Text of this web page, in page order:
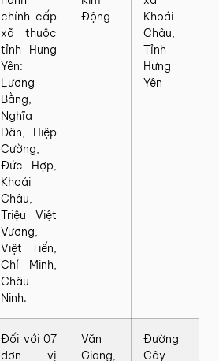
chính cấp
xã thuộc
tỉnh Hưng
Yên:
Lương
Bằng,
Nghĩa
Dân, Hiệp
Cường,
Đức Hợp,
Khoái
Châu,
Triệu Việt
Vương,
Việt Tiến,
Chí Minh,
Châu
Ninh.
Động
Khoái
Châu,
Tỉnh
Hưng
Yên
Đối với 07
đơn vị
Văn
Giang,
Đường
Cây